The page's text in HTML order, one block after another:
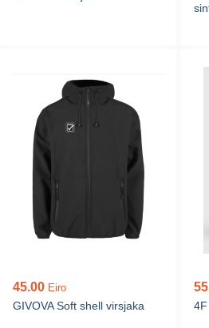
45.00 Eiro
GIVOVA Soft shell virsjaka